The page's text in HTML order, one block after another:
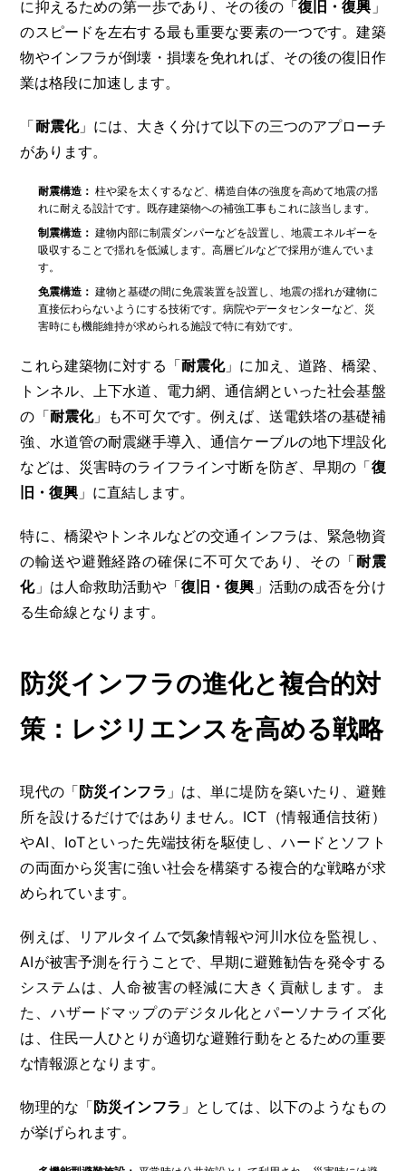
に抑えるための第一歩であり、その後の「復旧・復興 」
のスピードを左右する最も重要な要素の一つです。建築
物やインフラが倒壊・損壊を免れれば、その後の復旧作
業は格段に加速します。
「耐震化」には、大きく分けて以下の三つのアプローチ
があります。
耐震構造： 柱や梁を太くするなど、構造自体の強度を高めて地震の揺
れに耐える設計です。既存建築物への補強工事もこれに該当します。
制震構造： 建物内部に制震ダンパーなどを設置し、地震エネルギーを
吸収することで揺れを低減します。高層ビルなどで採用が進んでいま
す。
免震構造： 建物と基礎の間に免震装置を設置し、地震の揺れが建物に
直接伝わらないようにする技術です。病院やデータセンターなど、災
害時にも機能維持が求められる施設で特に有効です。
これら建築物に対する「耐震化」に加え、道路、橋梁、
トンネル、上下水道、電力網、通信網といった社会基盤
の「耐震化」も不可欠です。例えば、送電鉄塔の基礎補
強、水道管の耐震継手導入、通信ケーブルの地下埋設化
などは、災害時のライフライン寸断を防ぎ、早期の「復
旧・復興 」に直結します。
特に、橋梁やトンネルなどの交通インフラは、緊急物資
の輸送や避難経路の確保に不可欠であり、その「耐震
化」は人命救助活動や「復旧・復興 」活動の成否を分け
る生命線となります。
防災インフラの進化と複合的対
策：レジリエンスを高める戦略
現代の「防災インフラ 」は、単に堤防を築いたり、避難
所を設けるだけではありません。ICT（情報通信技術）
やAI、IoTといった先端技術を駆使し、ハードとソフト
の両面から災害に強い社会を構築する複合的な戦略が求
められています。
例えば、リアルタイムで気象情報や河川水位を監視し、
AIが被害予測を行うことで、早期に避難勧告を発令する
システムは、人命被害の軽減に大きく貢献します。ま
た、ハザードマップのデジタル化とパーソナライズ化
は、住民一人ひとりが適切な避難行動をとるための重要
な情報源となります。
物理的な「防災インフラ 」としては、以下のようなもの
が挙げられます。